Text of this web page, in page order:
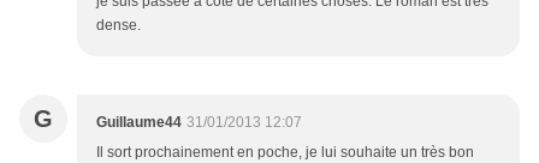
dense.
G Guillaume44 31/01/2013 12:07
Il sort prochainement en poche, je lui souhaite un très bon